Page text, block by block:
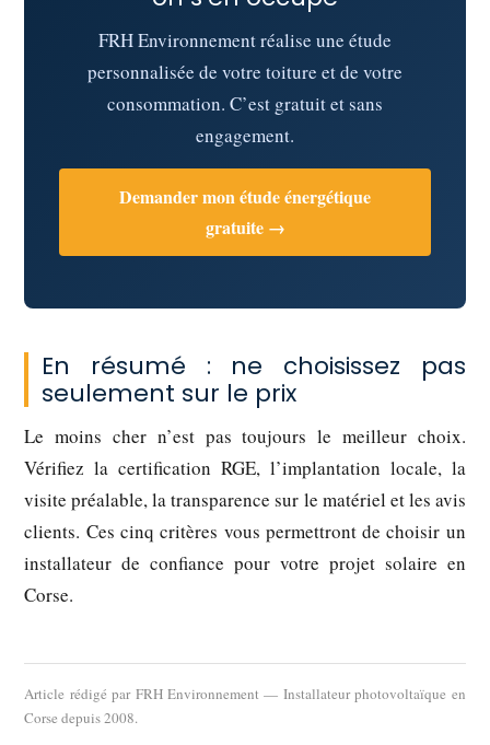
FRH Environnement réalise une étude
personnalisée de votre toiture et de votre
consommation. C’est gratuit et sans
engagement.
Demander mon étude énergétique
gratuite →
En résumé : ne choisissez pas
seulement sur le prix
Le moins cher n’est pas toujours le meilleur choix.
Vérifiez la certification RGE, l’implantation locale, la
visite préalable, la transparence sur le matériel et les avis
clients. Ces cinq critères vous permettront de choisir un
installateur de confiance pour votre projet solaire en
Corse.
Article rédigé par FRH Environnement — Installateur photovoltaïque en
Corse depuis 2008.